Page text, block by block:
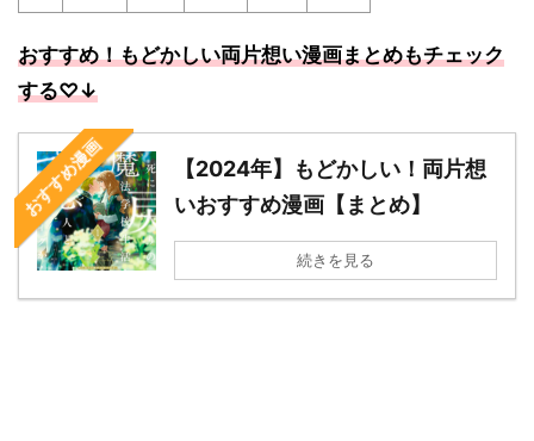
おすすめ！もどかしい両片想い漫画まとめもチェック
する♡↓
おすすめ漫画
【2024年】もどかしい！両片想
いおすすめ漫画【まとめ】
続きを見る